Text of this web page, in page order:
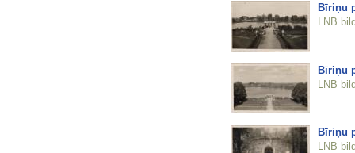
Bīriņu
LNB
Bīriņu
LNB
Bīriņu
LNB